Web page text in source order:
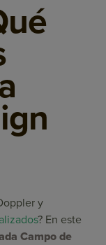
y
? En este
Campo de